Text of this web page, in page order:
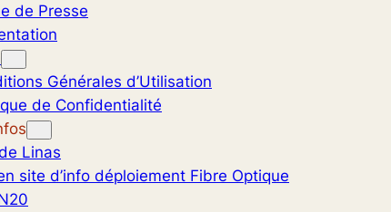
de Presse
Générales d’Utilisation
de Confidentialité
Linas
site d’info déploiement Fibre Optique